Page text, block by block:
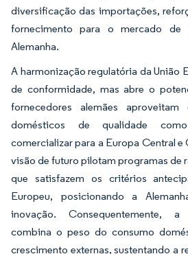
diversificação das importações,
fornecimento para o mercado de
Alemanha.
A harmonização regulatória da União
de conformidade, mas abre o
fornecedores alemães
domésticos de qualidade
comercializar para a Europa Central e
visão de futuro pilotam programas de
que satisfazem os critérios
Europeu, posicionando a
inovação. Consequentemente,
combina o peso do consumo
crescimento externas, sustentando a